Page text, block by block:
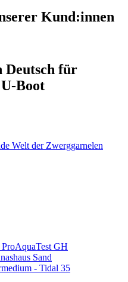
Kund:innen
Deutsch für
Boot
Welt der Zwerggarnelen
GH
Sand
- Tidal 35